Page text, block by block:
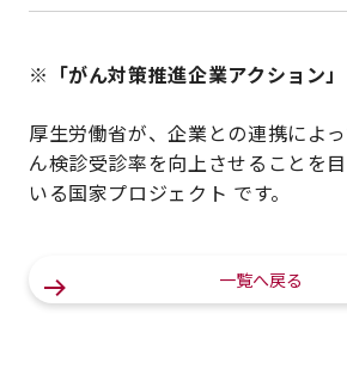
※「がん対策推進企業アクション
厚生労働省が、企業との連携によ
ん検診受診率を向上させることを
いる国家プロジェクト です。
一覧へ戻る